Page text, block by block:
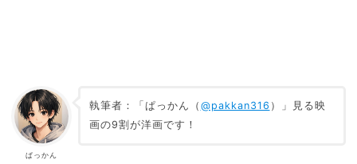
ぱっかん
執筆者：「ぱっかん（ @pakkan316 ）」見る映
画の9割が洋画です！